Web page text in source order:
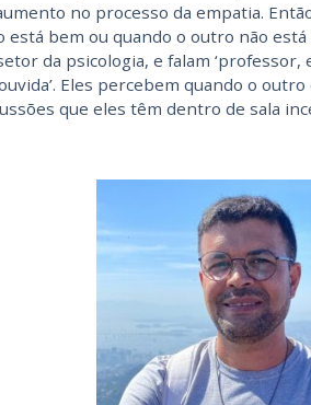
no processo da empatia.
está bem ou quando o outro não está
da psicologia, e falam ‘professor,
Eles percebem quando o
que eles têm dentro de sala